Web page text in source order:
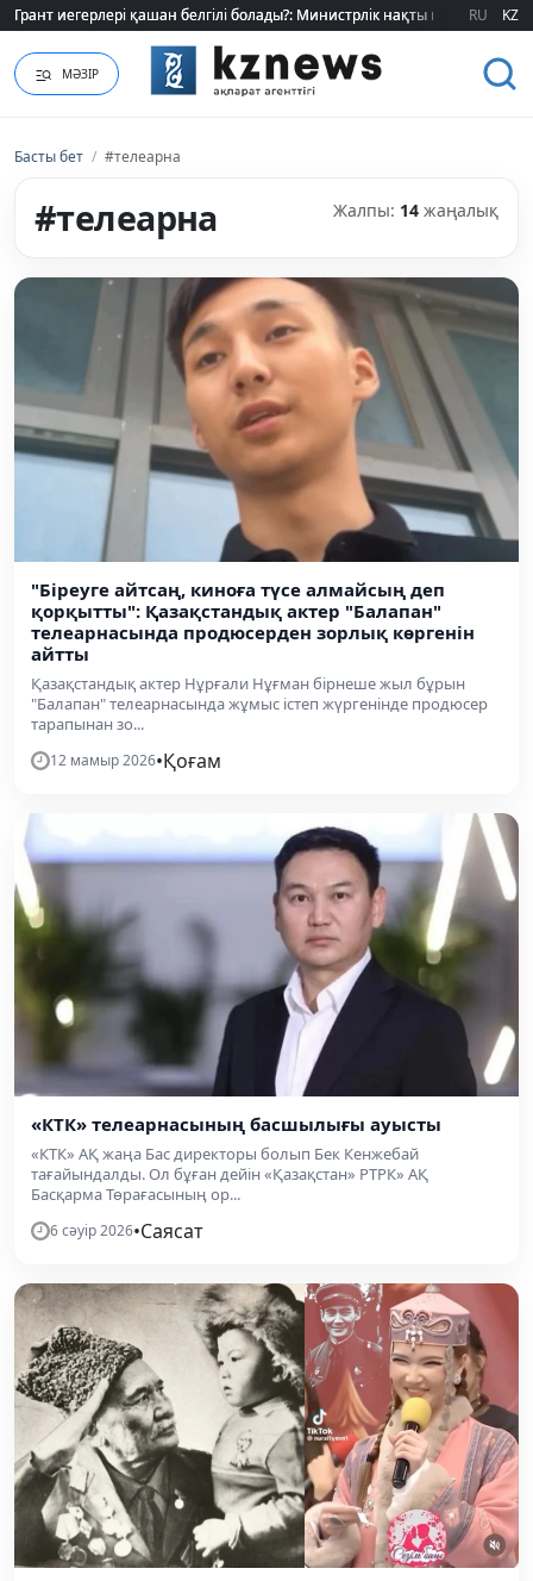
Өзіміздің өндіріс шикізат шынжырын үзе ала ма?
RU KZ
МӘЗІР
Басты бет / #телеарна
#телеарна Жалпы: 14 жаңалық
"Біреуге айтсаң, киноға түсе алмайсың деп
қорқытты": Қазақстандық актер "Балапан"
телеарнасында продюсерден зорлық көргенін
айтты
Қазақстандық актер Нұрғали Нұғман бірнеше жыл бұрын
"Балапан" телеарнасында жұмыс істеп жүргенінде продюсер
тарапынан зо...
12 мамыр 2026•Қоғам
«КТК» телеарнасының басшылығы ауысты
«КТК» АҚ жаңа Бас директоры болып Бек Кенжебай
тағайындалды. Ол бұған дейін «Қазақстан» РТРК» АҚ
Басқарма Төрағасының ор...
6 сәуір 2026•Саясат